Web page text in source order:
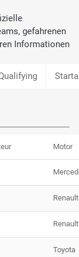
gefahrenen
Informationen
Motor
Renault
Renault
Toyota